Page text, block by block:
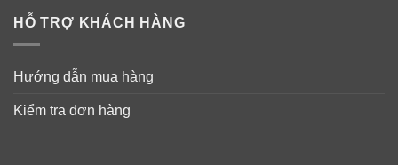
HỖ TRỢ KHÁCH HÀNG
Hướng dẫn mua hàng
Kiểm tra đơn hàng